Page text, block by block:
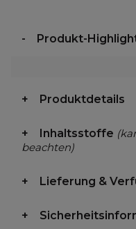
Produkt-
Produktdetails
Inhaltsstoffe
beachten)
Lieferung &